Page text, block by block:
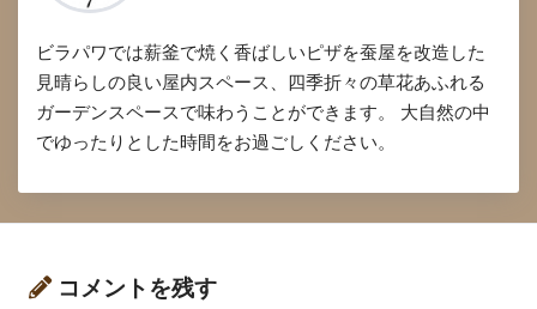
ビラパワでは薪釜で焼く香ばしいピザを蚕屋を改造した
見晴らしの良い屋内スペース、四季折々の草花あふれる
ガーデンスペースで味わうことができます。 大自然の中
でゆったりとした時間をお過ごしください。
コメントを残す